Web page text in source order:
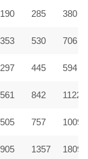
190 285 380
353 530 706
297 445 594
561 842 1122
505 757 1009
905 1357 1809